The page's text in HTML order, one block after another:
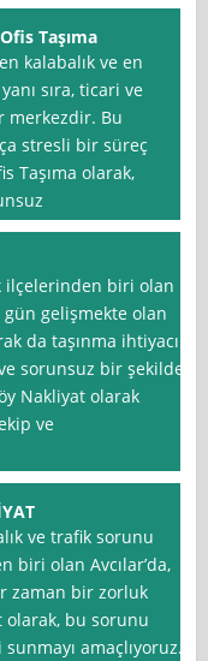
Taşıma
kalabalık ve en
sıra, ticari ve
merkezdir. Bu
stresli bir süreç
Taşıma olarak,
ilçelerinden biri olan
gün gelişmekte olan
da taşınma ihtiyacı
sorunsuz bir şekilde
Nakliyat olarak
ve
ve trafik sorunu
biri olan Avcılar’da,
zaman bir zorluk
olarak, bu sorunu
amaçlıyoruz.